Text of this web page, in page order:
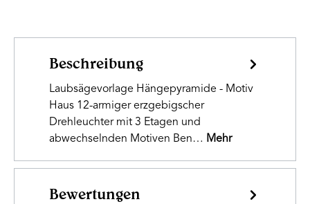
Beschreibung
Laubsägevorlage Hängepyramide - Motiv
Haus 12-armiger erzgebigscher
Drehleuchter mit 3 Etagen und
abwechselnden Motiven Ben… Mehr
Bewertungen